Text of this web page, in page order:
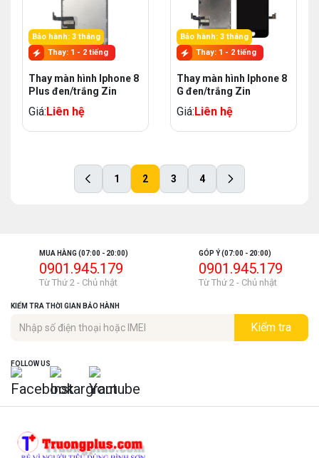
Bảo hành: 3 tháng
Thay: 1 - 2 tiếng
Thay màn hình Iphone 8
Plus đen/trắng Zin
Giá:Liên hệ
Bảo hành: 3 tháng
Thay: 1 - 2 tiếng
Thay màn hình Iphone 8
G đen/trắng Zin
Giá:Liên hệ
1 2 3 4
MUA HÀNG (07:00 - 20:00)
0901.945.179
Từ Thứ 2 - Chủ nhật
GÓP Ý (07:00 - 20:00)
0901.945.179
Từ Thứ 2 - Chủ nhật
KIỂM TRA THỜI GIAN BẢO HÀNH
Kiểm tra
FOLLOW US